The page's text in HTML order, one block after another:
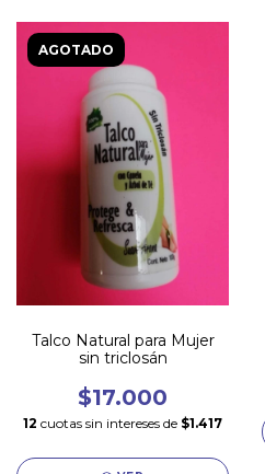
AGOTADO
Talco Natural para Mujer
sin triclosán
$17.000
12 cuotas sin intereses de $1.417